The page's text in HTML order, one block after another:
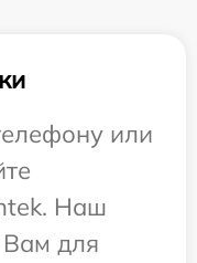
или
Наш
для